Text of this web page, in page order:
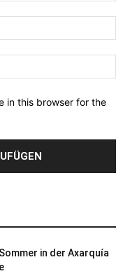
in this browser for the
in der Axarquía